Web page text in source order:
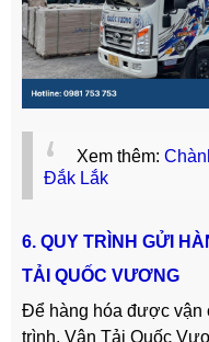
Xem thêm:
Đắk Lắk
6. QUY TRÌNH GỬI
TẢI QUỐC VƯƠNG
Để hàng hóa được vận
trình, Vận Tải Quốc